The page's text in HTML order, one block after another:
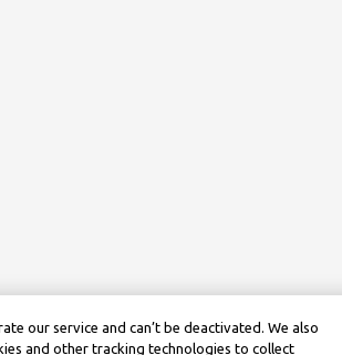
our service and can’t be deactivated. We also
and other tracking technologies to collect